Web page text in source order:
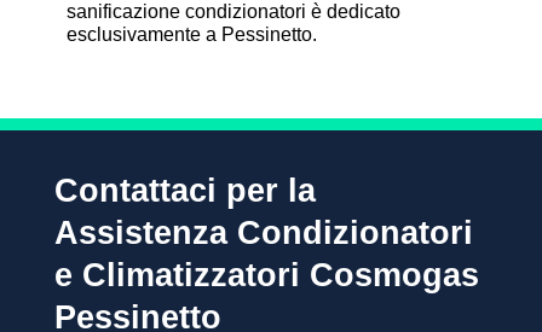
sanificazione condizionatori è dedicato
esclusivamente a Pessinetto.
Contattaci per la
Assistenza Condizionatori
e Climatizzatori Cosmogas
Pessinetto